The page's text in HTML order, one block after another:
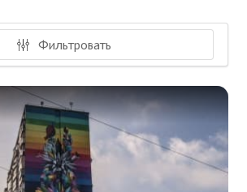
Фильтровать